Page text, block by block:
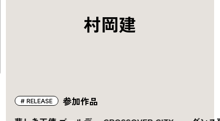
村岡建
参加作品
RELEASE